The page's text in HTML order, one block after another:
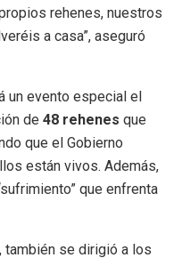
rehenes, nuestros
a casa”, aseguró
un evento especial el
de 48 rehenes que
que el Gobierno
están vivos. Además,
que enfrenta
también se dirigió a los